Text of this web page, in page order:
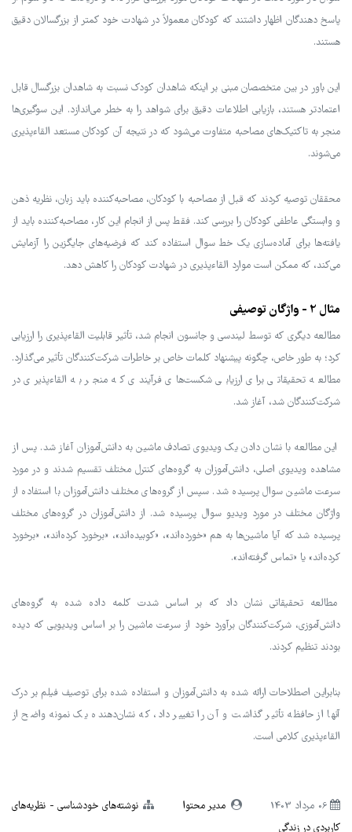
پاسخ دهندگان اظهار داشتند که کودکان معمولاً در شهادت خود کمتر از بزرگسالان دقیق
هستند.
این باور در بین متخصصان مبنی بر اینکه شاهدان کودک نسبت به شاهدان بزرگسال قابل
اعتمادتر هستند، بازیابی اطلاعات دقیق برای شواهد را به خطر می‌اندازد. این سوگیری‌ها
منجر به تاکتیک‌های مصاحبه متفاوت می‌شود که در نتیجه آن کودکان مستعد القاءپذیری
می‌شوند.
محققان توصیه کردند که قبل از مصاحبه با کودکان، مصاحبه‌کننده باید زبان، نظریه ذهن
و وابستگی عاطفی کودکان را بررسی کند. فقط پس از انجام این کار، مصاحبه‌کننده باید از
یافته‌ها برای آماده‌سازی یک خط سوال استفاده کند که فرضیه‌های جایگزین را آزمایش
می‌کند، که ممکن است موارد القاءپذیری در شهادت کودکان را کاهش دهد.
مثال 2 - واژگان توصیفی
مطالعه دیگری که توسط لیندسی و جانسون انجام شد، تأثیر قابلیت القاءپذیری را ارزیابی
کرد؛ به طور خاص، چگونه پیشنهاد کلمات خاص بر خاطرات شرکت‌کنندگان تأثیر می‌گذارد.
مطالعه تحقیقاتی برای ارزیابی شکست‌های فرآیندی که منجر به القاءپذیری در
شرکت‌کنندگان شد، آغاز شد.
این مطالعه با نشان دادن یک ویدیوی تصادف ماشین به دانش‌آموزان آغاز شد. پس از
مشاهده ویدیوی اصلی، دانش‌آموزان به گروه‌های کنترل مختلف تقسیم شدند و در مورد
سرعت ماشین سوال پرسیده شد. سپس از گروه‌های مختلف دانش‌آموزان با استفاده از
واژگان مختلف در مورد ویدیو سوال پرسیده شد. از دانش‌آموزان در گروه‌های مختلف
پرسیده شد که آیا ماشین‌ها به هم «خورده‌اند»، «کوبیده‌اند»، «برخورد کرده‌اند»، «برخورد
کرده‌اند» یا «تماس گرفته‌اند».
مطالعه تحقیقاتی نشان داد که بر اساس شدت کلمه داده شده به گروه‌های
دانش‌آموزی، شرکت‌کنندگان برآورد خود از سرعت ماشین را بر اساس ویدیویی که دیده
بودند تنظیم کردند.
بنابراین اصطلاحات ارائه شده به دانش‌آموزان و استفاده شده برای توصیف فیلم بر درک
آنها از حافظه تأثیر گذاشت و آن را تغییر داد، که نشان‌دهنده یک نمونه واضح از
القاءپذیری کلامی است.
06 مرداد 1403 مدیر محتوا نوشته‌های خودشناسی
نظریه‌های
کاربردی در زندگی